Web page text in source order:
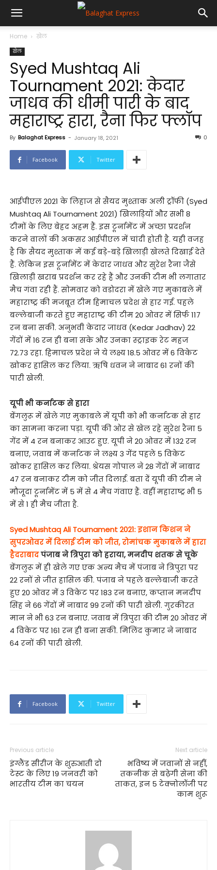
Home खेल
खेल
Syed Mushtaq Ali
Tournament 2021: केदार
जाधव की धीमी पारी के बाद
महाराष्ट्र हारा, रैना फिर फ्लॉप
By Balaghat Express - January 18, 2021 0
Facebook Twitter
आईपीएल 2021 के लिहाज से सैयद मुश्ताक अली ट्रॉफी (Syed
Mushtaq Ali Tournament 2021) खिलाड़ियों और सभी 8
टीमों के लिए बेहद अहम हैं. इस टूर्नामेंट में अच्छा प्रदर्शन
करने वालों की अकसर आईपीएल में चांदी होती है. यही वजह
है कि सैयद मुश्ताक में कई बड़े-बड़े खिलाड़ी खेलते दिखाई देते
हैं. लेकिन इस टूर्नामेंट में केदार जाधव और सुरेश रैना जैसे
खिलाड़ी खराब प्रदर्शन कर रहे हैं और उनकी टीम भी लगातार
मैच गंवा रही हैं. सोमवार को वडोदरा में खेले गए मुकाबले में
महाराष्ट्र की मजबूत टीम हिमाचल प्रदेश से हार गई. पहले
बल्लेबाजी करते हुए महाराष्ट्र की टीम 20 ओवर में सिर्फ 117
रन बना सकी. अनुभवी केदार जाधव (Kedar Jadhav) 22
गेंदों में 16 रन ही बना सके और उनका स्ट्राइक रेट महज
72.73 रहा. हिमाचल प्रदेश ने ये लक्ष्य 18.5 ओवर में 6 विकेट
खोकर हासिल कर लिया. ऋषि धवन ने नाबाद 61 रनों की
पारी खेली.
यूपी भी कर्नाटक से हारा
बेंगलुरू में खेले गए मुकाबले में यूपी को भी कर्नाटक से हार
का सामना करना पड़ा. यूपी की ओर से खेल रहे सुरेश रैना 5
गेंद में 4 रन बनाकर आउट हुए. यूपी ने 20 ओवर में 132 रन
बनाए, जवाब में कर्नाटक ने लक्ष्य 3 गेंद पहले 5 विकेट
खोकर हासिल कर लिया. श्रेयस गोपाल ने 28 गेंदों में नाबाद
47 रन बनाकर टीम को जीत दिलाई. बता दें यूपी की टीम ने
मौजूदा टूर्नामेंट में 5 में से 4 मैच गंवाए हैं. वहीं महाराष्ट्र भी 5
में से 1 ही मैच जीता है.
Syed Mushtaq Ali Tournament 2021: इशान किशन ने
सुपरओवर में दिलाई टीम को जीत, रोमांचक मुकाबले में हारा
हैदराबादपंजाब ने त्रिपुरा को हराया, मनदीप शतक से चूके
बेंगलुरू में ही खेले गए एक अन्य मैच में पंजाब ने त्रिपुरा पर
22 रनों से जीत हासिल की. पंजाब ने पहले बल्लेबाजी करते
हुए 20 ओवर में 3 विकेट पर 183 रन बनाए, कप्तान मनदीप
सिंह ने 66 गेंदों में नाबाद 99 रनों की पारी खेली. गुरकीरत
मान ने भी 63 रन बनाए. जवाब में त्रिपुरा की टीम 20 ओवर में
4 विकेट पर 161 रन ही बना सकी. मिलिंद कुमार ने नाबाद
64 रनों की पारी खेली.
Facebook Twitter
Previous article
इंग्लैंड सीरीज के शुरुआती दो
टेस्ट के लिए 19 जनवरी को
भारतीय टीम का चयन
Next article
भविष्य में जवानों से नहीं,
तकनीक से बढ़ेगी सेना की
ताकत, इन 5 टेक्नोलॉजी पर
काम शुरू